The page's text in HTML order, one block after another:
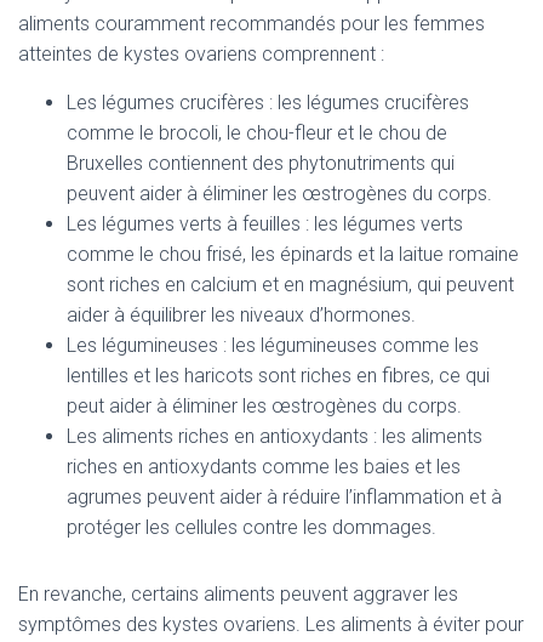
aliments couramment recommandés pour les femmes
atteintes de kystes ovariens comprennent :
Les légumes crucifères : les légumes crucifères
comme le brocoli, le chou-fleur et le chou de
Bruxelles contiennent des phytonutriments qui
peuvent aider à éliminer les œstrogènes du corps.
Les légumes verts à feuilles : les légumes verts
comme le chou frisé, les épinards et la laitue romaine
sont riches en calcium et en magnésium, qui peuvent
aider à équilibrer les niveaux d’hormones.
Les légumineuses : les légumineuses comme les
lentilles et les haricots sont riches en fibres, ce qui
peut aider à éliminer les œstrogènes du corps.
Les aliments riches en antioxydants : les aliments
riches en antioxydants comme les baies et les
agrumes peuvent aider à réduire l’inflammation et à
protéger les cellules contre les dommages.
En revanche, certains aliments peuvent aggraver les
symptômes des kystes ovariens. Les aliments à éviter pour